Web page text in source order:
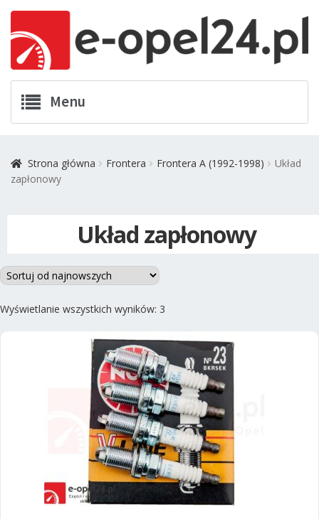
nawigacji
treści
Menu
Zamówienia
Promocje
Strona główna Frontera Frontera A (1992-1998)
Układ
zapłonowy
Układ zapłonowy
Wyświetlanie wszystkich wyników: 3
najnowszych